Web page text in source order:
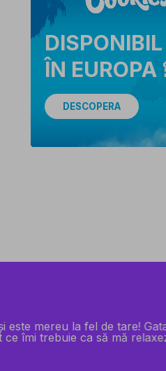
DISPONIBIL
ÎN EUROPA
DESCOPERA
este mereu la fel de tare!
îmi trebuie ca să mă